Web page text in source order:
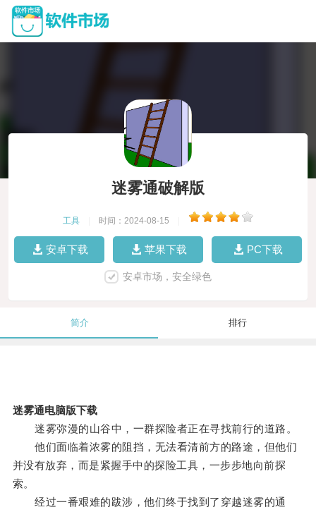
迷雾通破解版
工具 时间：2024-08-15
安卓下载 苹果下载 PC下载
安卓市场，安全绿色
简介 排行
迷雾通电脑版下载
迷雾弥漫的山谷中，一群探险者正在寻找前行的道路。
他们面临着浓雾的阻挡，无法看清前方的路途，但他们
并没有放弃，而是紧握手中的探险工具，一步步地向前探
索。
经过一番艰难的跋涉，他们终于找到了穿越迷雾的通